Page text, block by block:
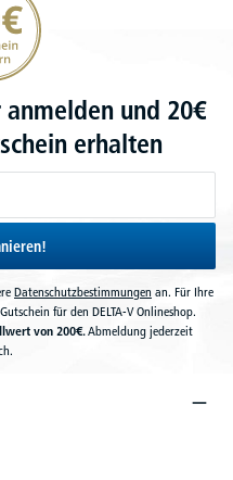
und 20€
erhalten
Datenschutzbestimmungen an. Für Ihre
für den DELTA-V Onlineshop.
von 200€.Abmeldung jederzeit